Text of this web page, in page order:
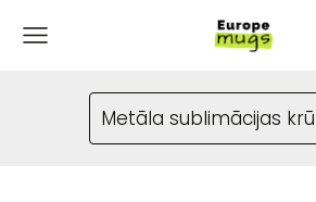
Metāla sublimācijas